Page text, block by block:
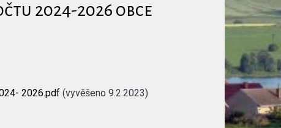
2024-2026 obce
2026.pdf (vyvěšeno 9.2.2023)